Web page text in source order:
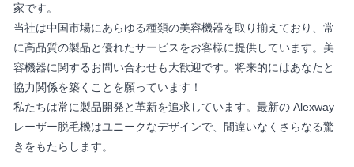
家です。
当社は中国市場にあらゆる種類の美容機器を取り揃えており、常
に高品質の製品と優れたサービスをお客様に提供しています。美
容機器に関するお問い合わせも大歓迎です。将来的にはあなたと
協力関係を築くことを願っています！
私たちは常に製品開発と革新を追求しています。最新の Alexway
レーザー脱毛機はユニークなデザインで、間違いなくさらなる驚
きをもたらします。